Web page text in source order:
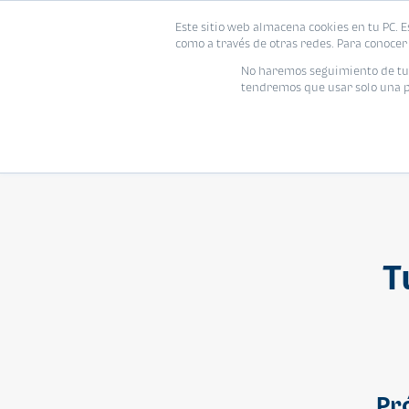
Este sitio web almacena cookies en tu
como a través de otras redes. Para
No haremos seguimiento de
tendremos que usar solo una